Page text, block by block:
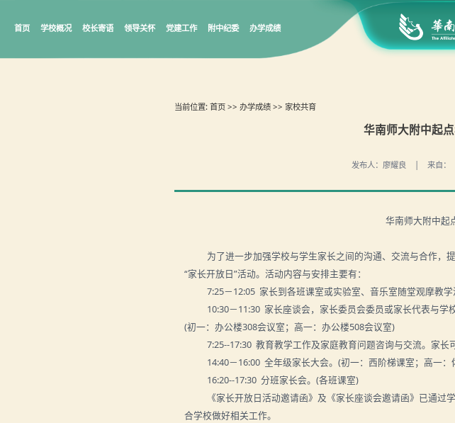
首页 学校概况 校长寄语 领导关怀 党建工作 附中纪委 办学成绩
当前位置: 首页 >> 办学成绩 >> 家校共育
华南师大附中起
发布人：廖耀良 | 来
华南师大附中起
为了进一步加强学校与学生家长之间的沟通、交流与合作，
“家长开放日”活动。活动内容与安排主要有：
7:25－12:05 家长到各班课室或实验室、音乐室随堂观摩教
10:30－11:30 家长座谈会，家长委员会委员或家长代表与学
(初一：办公楼308会议室；高一：办公楼508会议室)
7:25--17:30 教育教学工作及家庭教育问题咨询与交流。家长
14:40－16:00 全年级家长大会。(初一：西阶梯课室；高一：
16:20--17:30 分班家长会。(各班课室)
《家长开放日活动邀请函》及《家长座谈会邀请函》已通
合学校做好相关工作。